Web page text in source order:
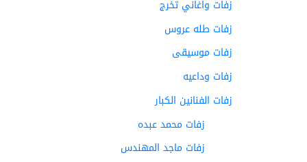
زفات واغاني تخرج
زفات طله عروس
زفات موسيقى
زفات وداعيه
زفات الفنانين الكبار
زفات محمد عبده
زفات ماجد المهندس